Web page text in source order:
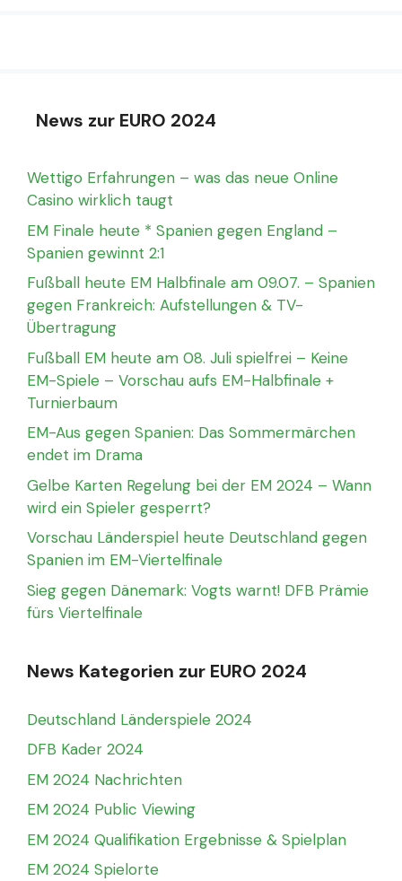
News zur EURO 2024
Wettigo Erfahrungen – was das neue Online
Casino wirklich taugt
EM Finale heute * Spanien gegen England –
Spanien gewinnt 2:1
Fußball heute EM Halbfinale am 09.07. – Spanien
gegen Frankreich: Aufstellungen & TV-
Übertragung
Fußball EM heute am 08. Juli spielfrei – Keine
EM-Spiele – Vorschau aufs EM-Halbfinale +
Turnierbaum
EM-Aus gegen Spanien: Das Sommermärchen
endet im Drama
Gelbe Karten Regelung bei der EM 2024 – Wann
wird ein Spieler gesperrt?
Vorschau Länderspiel heute Deutschland gegen
Spanien im EM-Viertelfinale
Sieg gegen Dänemark: Vogts warnt! DFB Prämie
fürs Viertelfinale
News Kategorien zur EURO 2024
Deutschland Länderspiele 2024
DFB Kader 2024
EM 2024 Nachrichten
EM 2024 Public Viewing
EM 2024 Qualifikation Ergebnisse & Spielplan
EM 2024 Spielorte